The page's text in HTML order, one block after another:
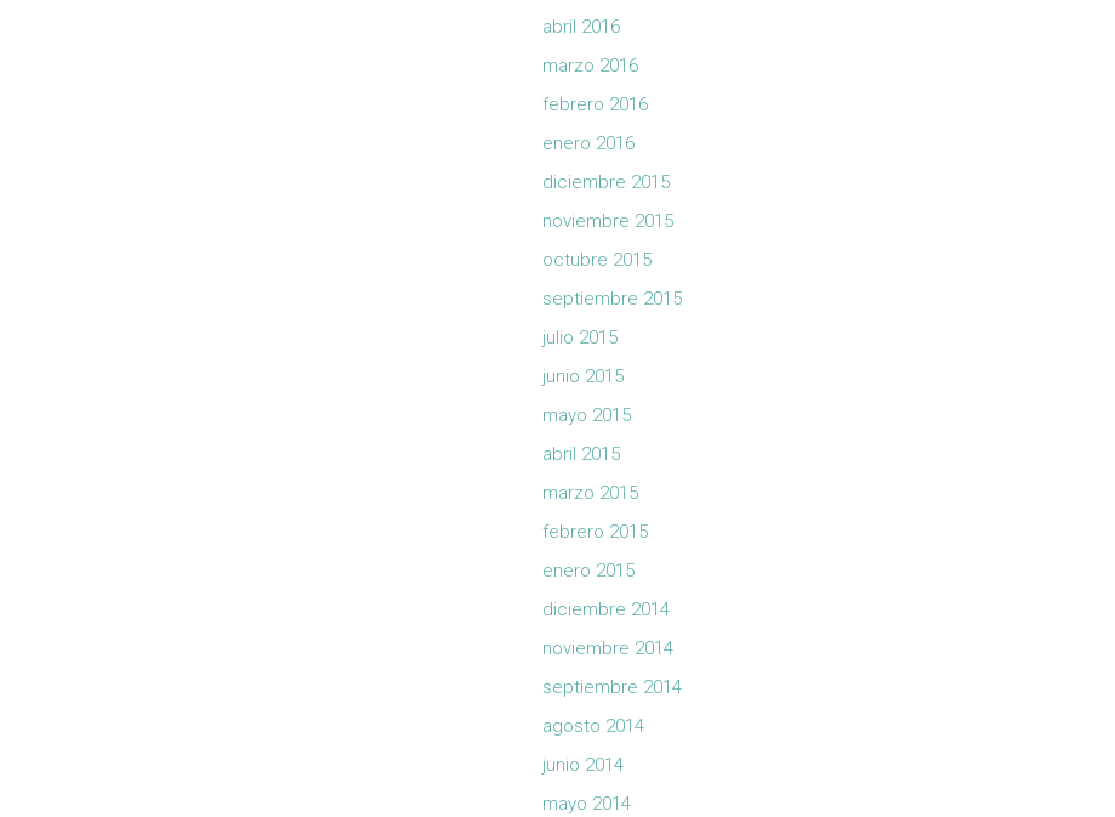
abril 2016
marzo 2016
febrero 2016
enero 2016
diciembre 2015
noviembre 2015
octubre 2015
septiembre 2015
julio 2015
junio 2015
mayo 2015
abril 2015
marzo 2015
febrero 2015
enero 2015
diciembre 2014
noviembre 2014
septiembre 2014
agosto 2014
junio 2014
mayo 2014